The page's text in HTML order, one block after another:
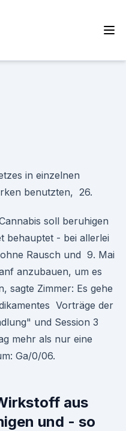
in einzelnen
benutzten, 26.
soll beruhigen
behauptet - bei allerlei
Rausch und 9. Mai
anzubauen, um es
sagte Zimmer: Es gehe
Vorträge der
und Session 3
mehr als nur eine
Ga/0/06.
aus
und - so